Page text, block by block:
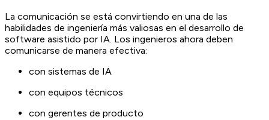
La comunicación se está convirtiendo en una de las
habilidades de ingeniería más valiosas en el desarrollo de
software asistido por IA. Los ingenieros ahora deben
comunicarse de manera efectiva:
con sistemas de IA
con equipos técnicos
con gerentes de producto